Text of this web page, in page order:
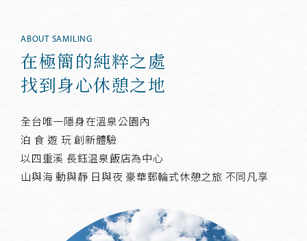
ABOUT SAMILING
在極簡的純粹之處
找到身心休憩之地
全台唯一隱身在溫泉公園內
泊 食 遊 玩 創新體驗
以四重溪 長鈺温泉飯店為中心
山與海 動與靜 日與夜 豪華郵輪式休憩之旅 不同凡享